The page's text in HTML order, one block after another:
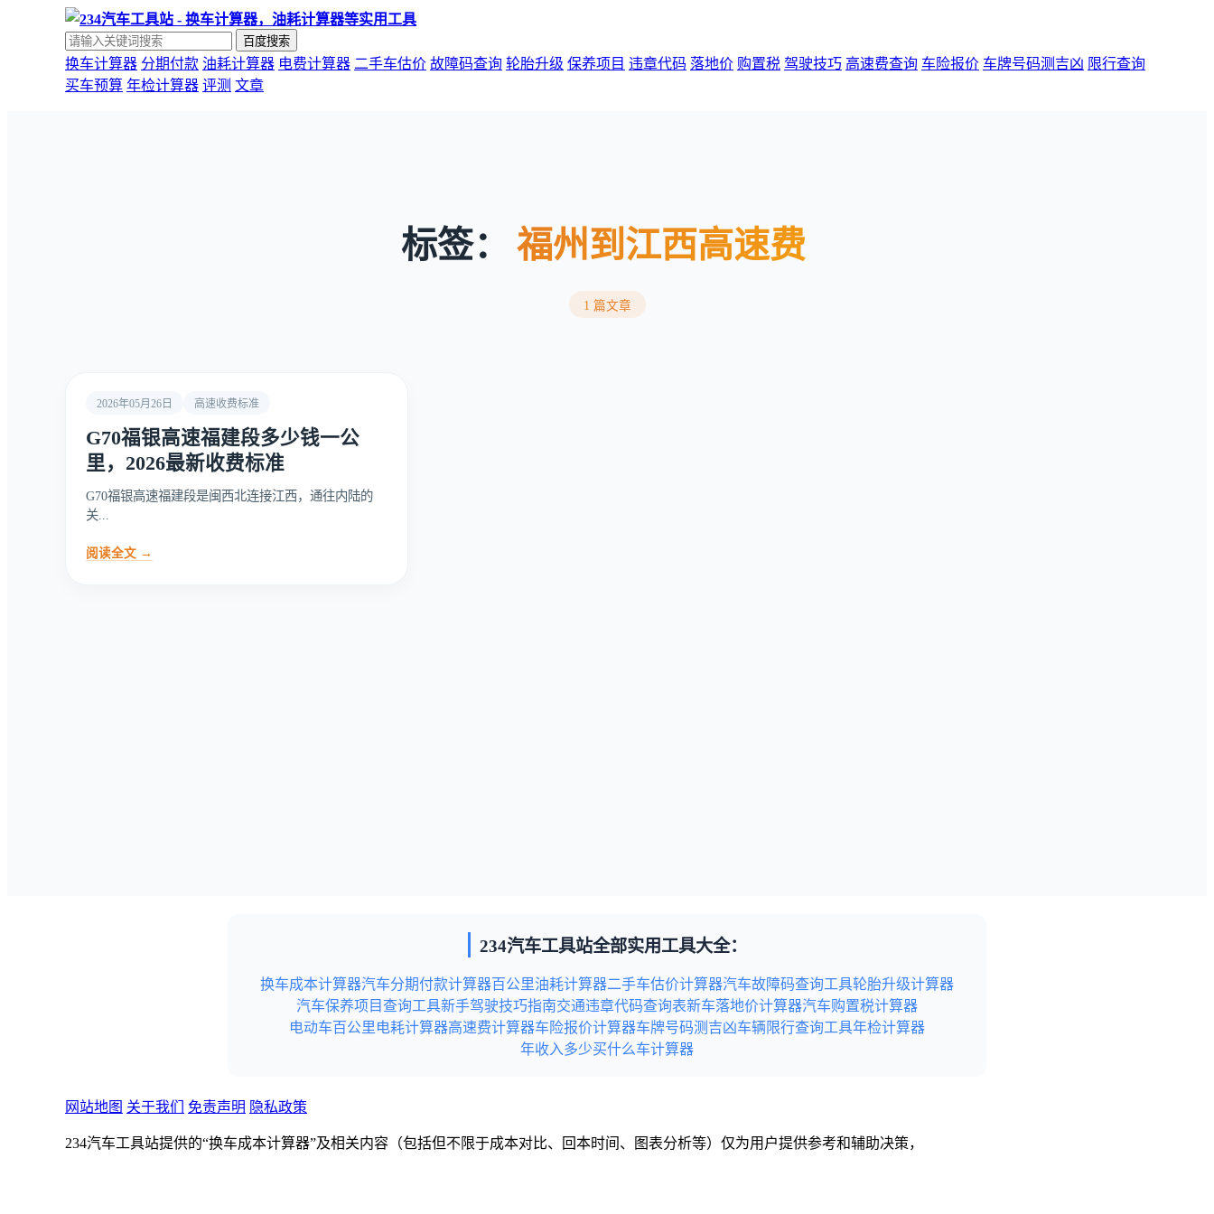
百度搜索
换车计算器 分期付款 油耗计算器 电费计算器 二手车估价 故障码查询 轮胎升级 保养项目 违章代码 落地价 购置税 驾驶技巧 高速费查询 车险报价 车牌号码测吉凶 限行查询
买车预算 年检计算器 评测 文章
标签： 福州到江西高速费
1 篇文章
2026年05月26日 高速收费标准
G70福银高速福建段多少钱一公
里，2026最新收费标准
G70福银高速福建段是闽西北连接江西，通往内陆的
关...
阅读全文 →
234汽车工具站全部实用工具大全：
换车成本计算器汽车分期付款计算器百公里油耗计算器二手车估价计算器汽车故障码查询工具轮胎升级计算器
汽车保养项目查询工具新手驾驶技巧指南交通违章代码查询表新车落地价计算器汽车购置税计算器
电动车百公里电耗计算器高速费计算器车险报价计算器车牌号码测吉凶车辆限行查询工具年检计算器
年收入多少买什么车计算器
网站地图 关于我们 免责声明 隐私政策
234汽车工具站提供的“换车成本计算器”及相关内容（包括但不限于成本对比、回本时间、图表分析等）仅为用户提供参考和辅助决策，